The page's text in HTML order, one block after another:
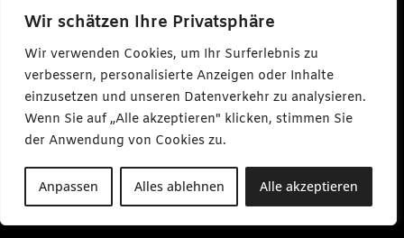
Wir schätzen Ihre Privatsphäre
Wir verwenden Cookies, um Ihr Surferlebnis zu
verbessern, personalisierte Anzeigen oder Inhalte
einzusetzen und unseren Datenverkehr zu analysieren.
Wenn Sie auf „Alle akzeptieren" klicken, stimmen Sie
der Anwendung von Cookies zu.
Anpassen Alles ablehnen Alle akzeptieren
a
r
m
a
k
e
s
m
i
d